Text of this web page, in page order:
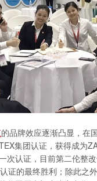
的品牌效应逐渐凸显，在
集团认证，获得成为
次认证，目前第二伦整
证的最终胜利；除此之